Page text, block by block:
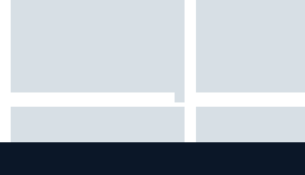
جدًا" منح حجار يصف عملية تأقلمه مع ريد بُل: